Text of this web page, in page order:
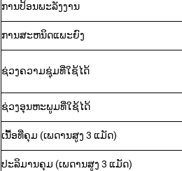
ການປ້ອນພະລັງງານ
ການສະຫນິດແພະຍົງ
ຊ່ວງຄວາມຊຸ່ມທີ່ໃຊ້ໄດ້
ຊ່ວງອຸນຫະພູມທີ່ໃຊ້ໄດ້
ເນື້ອທີ່ຄຸມ (ເພດານສູງ 3 ແມັດ)
ປະລິມານຄຸມ (ເພດານສູງ 3 ແມັດ)